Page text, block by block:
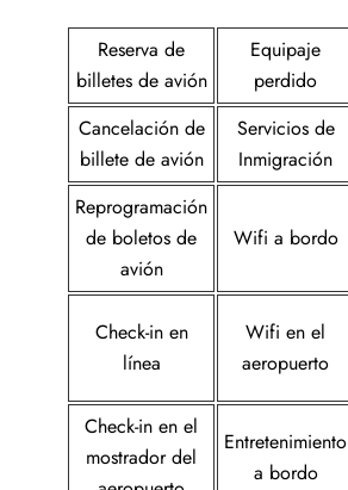
Reserva de
billetes de avión
Equipaje
perdido
Cancelación de
billete de avión
Servicios de
Inmigración
Reprogramación
de boletos de
avión
Wifi a bordo
Check-in en
línea
Wifi en el
aeropuerto
Check-in en el
mostrador del
Entretenimiento
a bordo